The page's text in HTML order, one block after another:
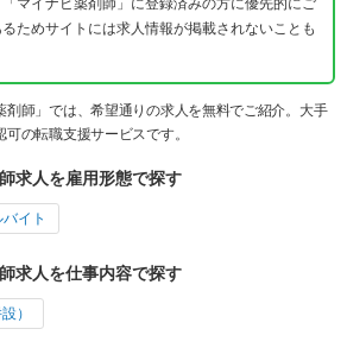
マイナビ薬剤師」に登録済みの方に優先的にご
ためサイトには求人情報が掲載されないことも
剤師」では、希望通りの求人を無料でご紹介。大手
の転職支援サービスです。
求人を雇用形態で探す
イト
求人を仕事内容で探す
）